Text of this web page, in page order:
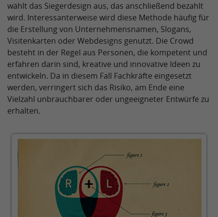
wählt das Siegerdesign aus, das anschließend bezahlt
wird. Interessanterweise wird diese Methode häufig für
die Erstellung von Unternehmensnamen, Slogans,
Visitenkarten oder Webdesigns genutzt. Die Crowd
besteht in der Regel aus Personen, die kompetent und
erfahren darin sind, kreative und innovative Ideen zu
entwickeln. Da in diesem Fall Fachkräfte eingesetzt
werden, verringert sich das Risiko, am Ende eine
Vielzahl unbrauchbarer oder ungeeigneter Entwürfe zu
erhalten.